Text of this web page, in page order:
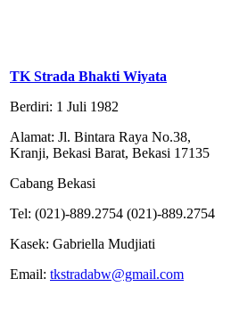
TK Strada Bhakti Wiyata
Berdiri: 1 Juli 1982
Alamat: Jl. Bintara Raya No.38,
Kranji, Bekasi Barat, Bekasi 17135
Cabang Bekasi
Tel: (021)-889.2754 (021)-889.2754
Kasek: Gabriella Mudjiati
Email: tkstradabw@gmail.com